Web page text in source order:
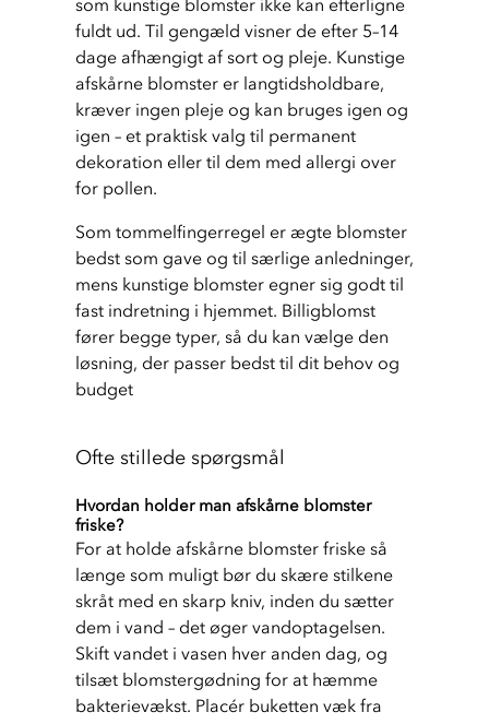
fuldt ud. Til gengæld visner de efter 5–14
dage afhængigt af sort og pleje. Kunstige
afskårne blomster er langtidsholdbare,
kræver ingen pleje og kan bruges igen og
igen – et praktisk valg til permanent
dekoration eller til dem med allergi over
for pollen.
Som tommelfingerregel er ægte blomster
bedst som gave og til særlige anledninger,
mens kunstige blomster egner sig godt til
fast indretning i hjemmet. Billigblomst
fører begge typer, så du kan vælge den
løsning, der passer bedst til dit behov og
budget
Ofte stillede spørgsmål
Hvordan holder man afskårne blomster
friske?
For at holde afskårne blomster friske så
længe som muligt bør du skære stilkene
skråt med en skarp kniv, inden du sætter
dem i vand – det øger vandoptagelsen.
Skift vandet i vasen hver anden dag, og
tilsæt blomstergødning for at hæmme
bakterievækst. Placér buketten væk fra